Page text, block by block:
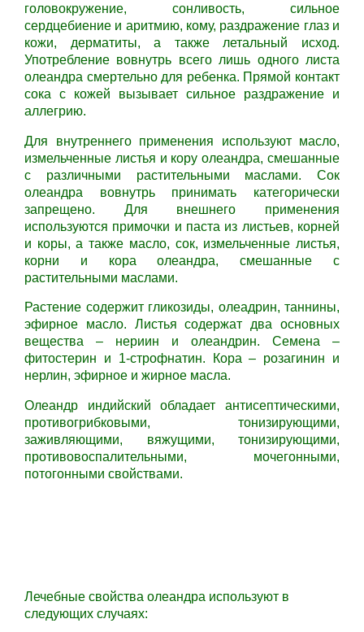
головокружение, сонливость, сильное
сердцебиение и аритмию, кому, раздражение глаз и
кожи, дерматиты, а также летальный исход.
Употребление вовнутрь всего лишь одного листа
олеандра смертельно для ребенка. Прямой контакт
сока с кожей вызывает сильное раздражение и
аллегрию.
Для внутреннего применения используют масло,
измельченные листья и кору олеандра, смешанные
с различными растительными маслами. Сок
олеандра вовнутрь принимать категорически
запрещено. Для внешнего применения
используются примочки и паста из листьев, корней
и коры, а также масло, сок, измельченные листья,
корни и кора олеандра, смешанные с
растительными маслами.
Растение содержит гликозиды, олеадрин, таннины,
эфирное масло. Листья содержат два основных
вещества – нериин и олеандрин. Семена –
фитостерин и 1-строфнатин. Кора – розагинин и
нерлин, эфирное и жирное масла.
Олеандр индийский обладает антисептическими,
противогрибковыми, тонизирующими,
заживляющими, вяжущими, тонизирующими,
противовоспалительными, мочегонными,
потогонными свойствами.
Лечебные свойства олеандра используют в
следующих случаях: